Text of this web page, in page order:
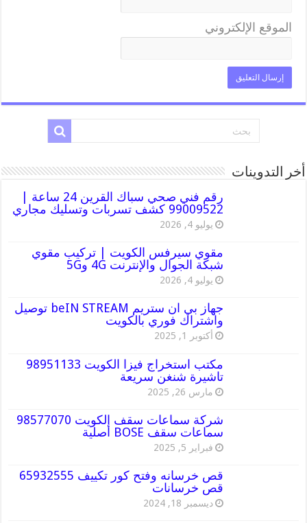
الموقع الإلكتروني
أخر التدوينات
رقم فني صحي سباك القرين 24 ساعة |
99009522 كشف تسربات وتسليك مجاري
يوليو 4, 2026
مقوي سيرفس الكويت | تركيب مقوي
شبكة الجوال والإنترنت 4G و5G
يوليو 4, 2026
جهاز بي ان ستريم beIN STREAM توصيل
واشتراك فوري بالكويت
أكتوبر 1, 2025
مكتب استخراج فيزا الكويت 98951133
تاشيرة شنغن سريعة
مارس 26, 2025
شركة سماعات سقف الكويت 98577070
سماعات سقف BOSE أصلية
فبراير 5, 2025
قص خرسانه وفتح كور تكييف 65932555
قص خرسانات
ديسمبر 18, 2024